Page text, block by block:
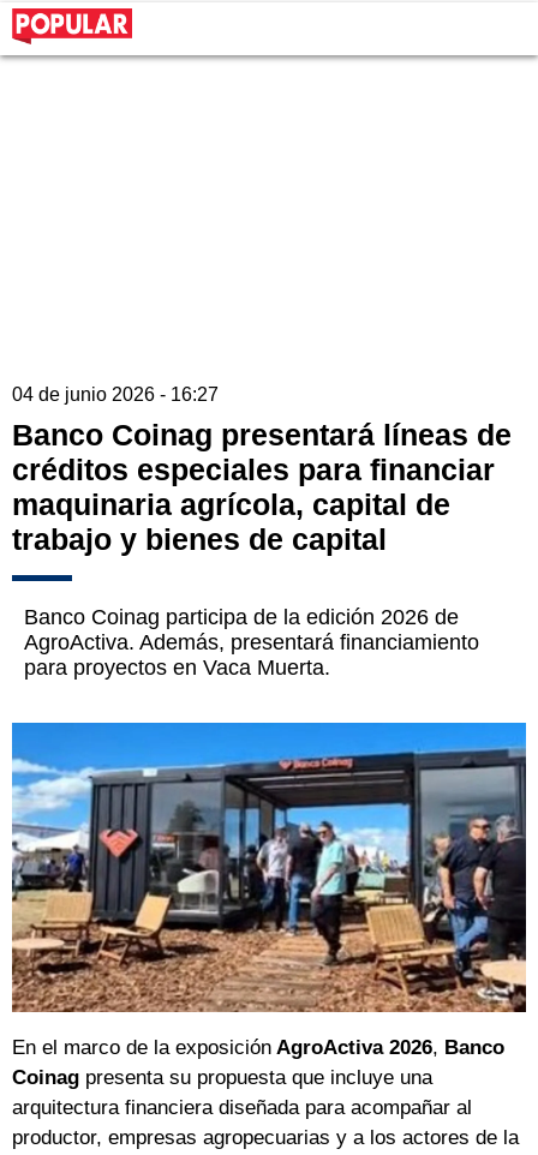
04 de junio 2026 - 16:27
Banco Coinag presentará líneas de
créditos especiales para financiar
maquinaria agrícola, capital de
trabajo y bienes de capital
Banco Coinag participa de la edición 2026 de
AgroActiva. Además, presentará financiamiento
para proyectos en Vaca Muerta.
En el marco de la exposición AgroActiva 2026, Banco
Coinag presenta su propuesta que incluye una
arquitectura financiera diseñada para acompañar al
productor, empresas agropecuarias y a los actores de la